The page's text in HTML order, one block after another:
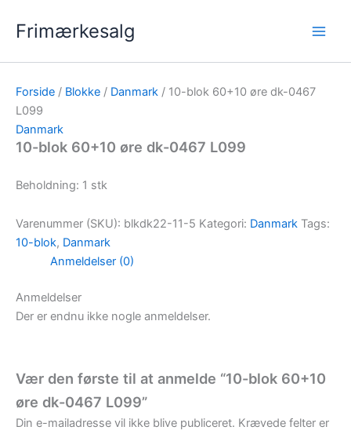
Frimærkesalg
Forside / Blokke / Danmark / 10-blok 60+10 øre dk-0467
L099
Danmark
10-blok 60+10 øre dk-0467 L099
Beholdning: 1 stk
Varenummer (SKU): blkdk22-11-5 Kategori: Danmark Tags:
10-blok, Danmark
Anmeldelser (0)
Anmeldelser
Der er endnu ikke nogle anmeldelser.
Vær den første til at anmelde “10-blok 60+10
øre dk-0467 L099”
Din e-mailadresse vil ikke blive publiceret. Krævede felter er